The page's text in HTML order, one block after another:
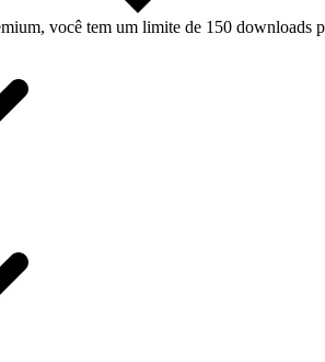
você tem um limite de 150 downloads